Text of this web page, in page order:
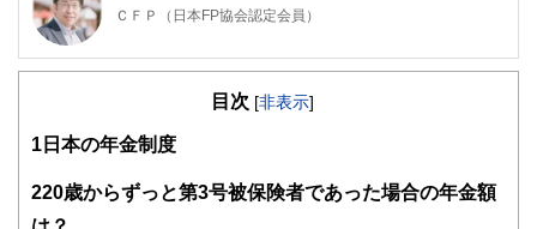
ＣＦＰ（日本FP協会認定会員）
1級ＦＰ技能士（資産設計提案業務）
未来が見えるね研究所 代表
好きなもの：旅行、建築、カフェ、散歩、今ここ
人生100年時代、これまでの「学校で出て社会人になり家庭
や家を持って定年そして老後」という単線的な考え方がなく
目次 [非表示]
1 日本の年金制度
220歳からずっと第3号被保険者であった場合の年金額